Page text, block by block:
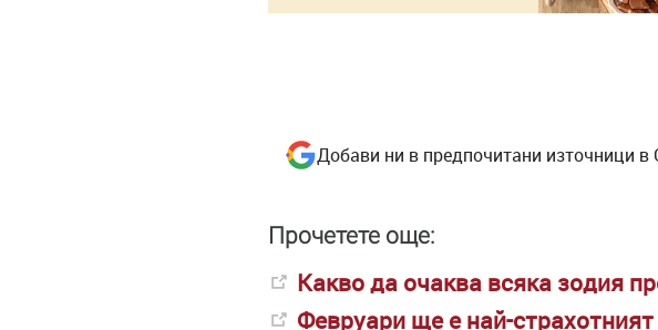
Добави ни в предпочитани източници в
Прочетете още:
Какво да очаква всяка зодия
Февруари ще е най-